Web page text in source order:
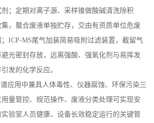
；定期对离子源、采样锥做酸碱清洗除积
，螯合废液单独贮存，交由有资质单位危废
ICP-MS尾气加装简易吸附过滤装置，截留气
光密封存放，远离强酸、强氧化剂与易挥发
发的化学反应。
应用中兼具人体毒性、仪器腐蚀、环保污染三
量管控、规范操作、废液分类处理可实现安
验室人员健康、设备长效稳定运行的关键管